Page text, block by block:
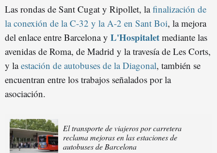
Las rondas de Sant Cugat y Ripollet, lafinalización de
la conexión de la C-32 y la A-2 en Sant Boi, la mejora
del enlace entre Barcelona y L'Hospitalet mediante las
avenidas de Roma, de Madrid y la travesía de Les Corts,
y laestación de autobuses de la Diagonal, también se
encuentran entre los trabajos señalados por la
asociación.
El transporte de viajeros por carretera
reclama mejoras en las estaciones de
autobuses de Barcelona